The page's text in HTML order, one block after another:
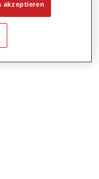
,
akzeptieren